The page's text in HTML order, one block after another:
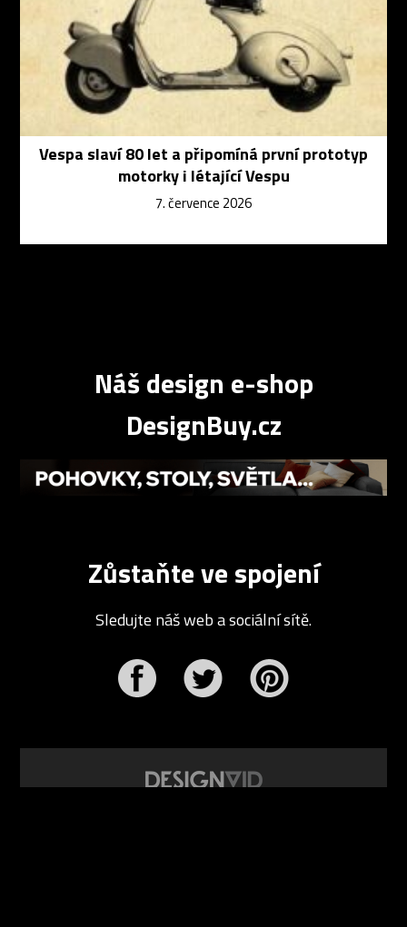
Vespa slaví 80 let a připomíná první prototyp
motorky i létající Vespu
7. července 2026
Náš design e-shop
DesignBuy.cz
Zůstaňte ve spojení
Sledujte náš web a sociální sítě.